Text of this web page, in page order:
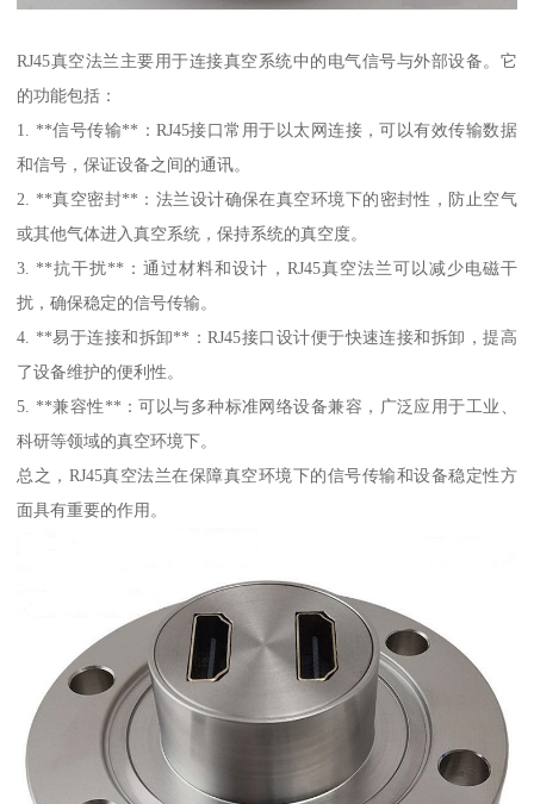
RJ45真空法兰主要用于连接真空系统中的电气信号与外部设备。它
的功能包括：
1. **信号传输**：RJ45接口常用于以太网连接，可以有效传输数据
和信号，保证设备之间的通讯。
2. **真空密封**：法兰设计确保在真空环境下的密封性，防止空气
或其他气体进入真空系统，保持系统的真空度。
3. **抗干扰**：通过材料和设计，RJ45真空法兰可以减少电磁干
扰，确保稳定的信号传输。
4. **易于连接和拆卸**：RJ45接口设计便于快速连接和拆卸，提高
了设备维护的便利性。
5. **兼容性**：可以与多种标准网络设备兼容，广泛应用于工业、
科研等领域的真空环境下。
总之，RJ45真空法兰在保障真空环境下的信号传输和设备稳定性方
面具有重要的作用。